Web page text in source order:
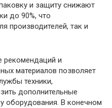
и защиту снижают
до 90%, что
производителей, так и
и
материалов позволяет
техники,
дополнительные
оборудования. В конечном